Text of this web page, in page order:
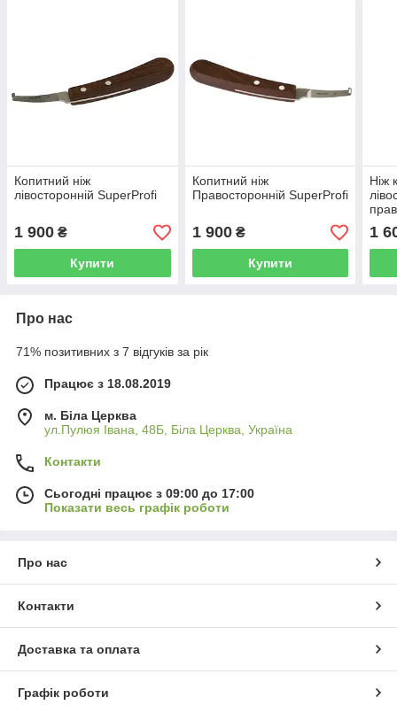
Копитний ніж
лівосторонній SuperProfi
1 900 ₴
Купити
Копитний ніж
Правосторонній SuperProfi
1 900₴
Купити
Ніж
1
Про нас
71% позитивних з 7 відгуків за рік
Працює з 18.08.2019
м. Біла Церква
ул.Пулюя Івана, 48Б, Біла Церква, Україна
Контакти
Сьогодні працює з 09:00 до 17:00
Показати весь графік роботи
Про нас
Контакти
Доставка та оплата
Графік роботи